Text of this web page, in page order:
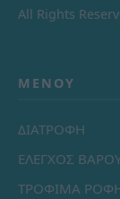
All Rights
ΜΕΝΟΎ
ΔΙΑΤΡΟΦΗ
ΕΛΕΓΧΟΣ
ΤΡΟΦΙΜΑ